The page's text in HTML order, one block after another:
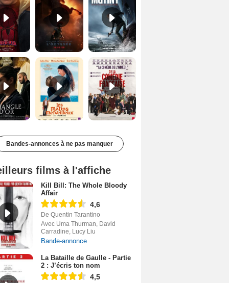
Les Matins merveilleux Bande-annonce VF De la Comédie-Française Teaser VF
Bandes-annonces à ne pas manquer
films à l'affiche
Kill Bill: The Whole Bloody
Affair
4,6
De Quentin Tarantino
Avec Uma Thurman, David
Carradine, Lucy Liu
Bande-annonce
La Bataille de Gaulle - Partie
2 : J’écris ton nom
4,5